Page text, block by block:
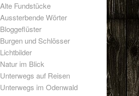
Alte Fundstücke
Aussterbende Wörter
Bloggeflüster
Burgen und Schlösser
Lichtbilder
Natur im Blick
Unterwegs auf Reisen
Unterwegs im Odenwald